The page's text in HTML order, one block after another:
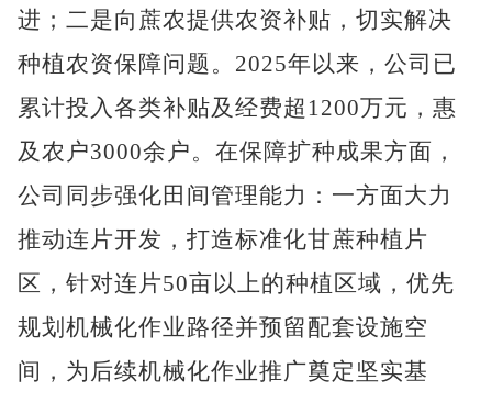
进；二是向蔗农提供农资补贴，切实解决
种植农资保障问题。2025年以来，公司已
累计投入各类补贴及经费超1200万元，惠
及农户3000余户。在保障扩种成果方面，
公司同步强化田间管理能力：一方面大力
推动连片开发，打造标准化甘蔗种植片
区，针对连片50亩以上的种植区域，优先
规划机械化作业路径并预留配套设施空
间，为后续机械化作业推广奠定坚实基